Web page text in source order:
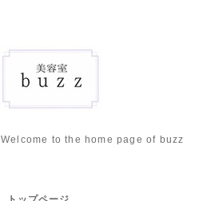
Welcome to the home page of buzz